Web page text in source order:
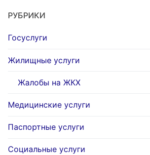
РУБРИКИ
Госуслуги
Жилищные услуги
Жалобы на ЖКХ
Медицинские услуги
Паспортные услуги
Социальные услуги